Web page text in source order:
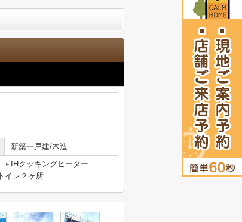
新築一戸建/木造
IHクッキングヒーター
トイレ２ヶ所